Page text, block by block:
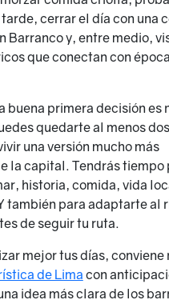
cerrar el día con una
Barranco y, entre medio,
que conectan con
buena primera decisión es
quedarte al menos
una versión mucho más
la capital. Tendrás tiempo
historia, comida, vida
también para adaptarte al
de seguir tu ruta.
mejor tus días, conviene
de Lima con
idea más clara de los